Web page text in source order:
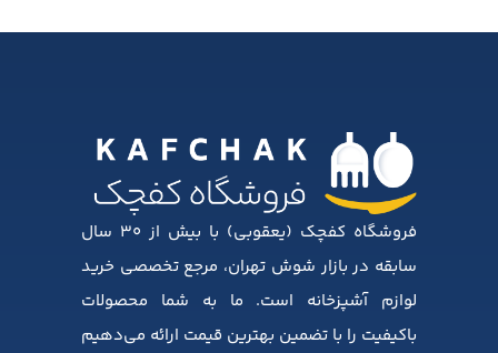
فروشگاه کفچک (یعقوبی) با بیش از ۳۰ سال
سابقه در بازار شوش تهران، مرجع تخصصی خرید
لوازم آشپزخانه است. ما به شما محصولات
باکیفیت را با تضمین بهترین قیمت ارائه می‌دهیم